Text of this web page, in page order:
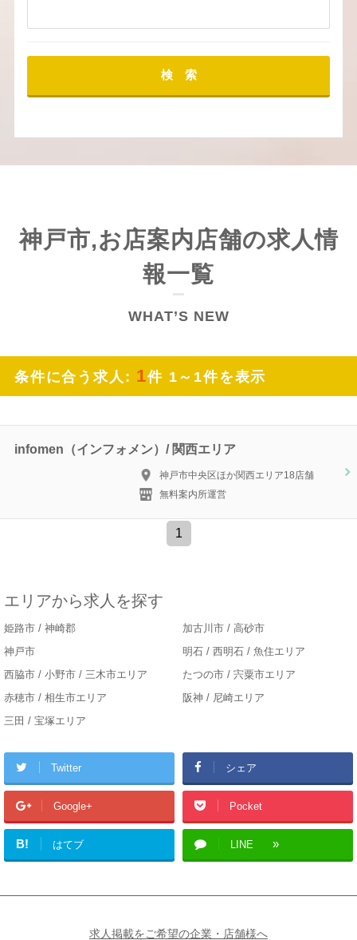
検 索
神戸市,お店案内店舗の求人情
報一覧
WHAT’S NEW
条件に合う求人: 1件 1～1件を表示
infomen（インフォメン）/ 関西エリア
神戸市中央区ほか関西エリア18店舗
無料案内所運営
1
エリアから求人を探す
姫路市 / 神崎郡
加古川市 / 高砂市
神戸市
明石 / 西明石 / 魚住エリア
西脇市 / 小野市 / 三木市エリア
たつの市 / 宍粟市エリア
赤穂市 / 相生市エリア
阪神 / 尼崎エリア
三田 / 宝塚エリア
Twitter シェア
Google+ Pocket
B! はてブ LINE
求人掲載をご希望の企業・店舗様へ